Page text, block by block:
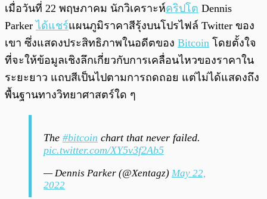
เมื่อวันที่ 22 พฤษภาคม นักวิเคราะห์คริปโต Dennis
Parkerได้แชร์แผนภูมิราคาสีรุ้งบนโปรไฟล์ Twitter ของ
เขา ซึ่งแสดงประสิทธิภาพในอดีตของ Bitcoin โดยตั้งใจ
ที่จะให้ข้อมูลเชิงลึกเกี่ยวกับการเคลื่อนไหวของราคาใน
ระยะยาว แถบสีเป็นไปตามการถดถอย แต่ไม่ได้แสดงถึง
พื้นฐานทางวิทยาศาสตร์ใด ๆ
The #bitcoin chart that never failed.
pic.twitter.com/XY5v3f2Ab5
— Dennis Parker (@Xentagz) May 22,
2022